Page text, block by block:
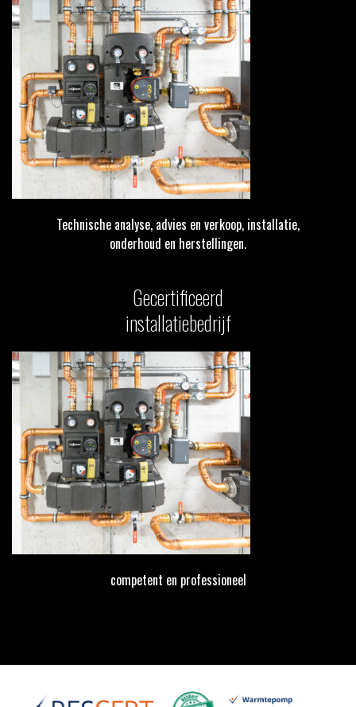
Technische analyse, advies en verkoop, installatie,
onderhoud en herstellingen.
Gecertificeerd
installatiebedrijf
competent en professioneel